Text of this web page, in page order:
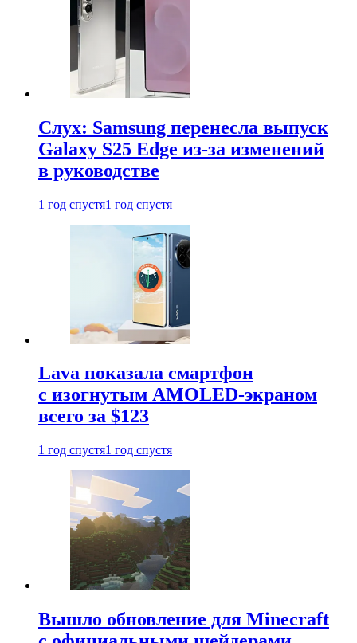
Слух: Samsung перенесла выпуск
Galaxy S25 Edge из-за изменений
в руководстве
1 год спустя1 год спустя
Lava показала смартфон
с изогнутым AMOLED-экраном
всего за $123
1 год спустя1 год спустя
Вышло обновление для Minecraft